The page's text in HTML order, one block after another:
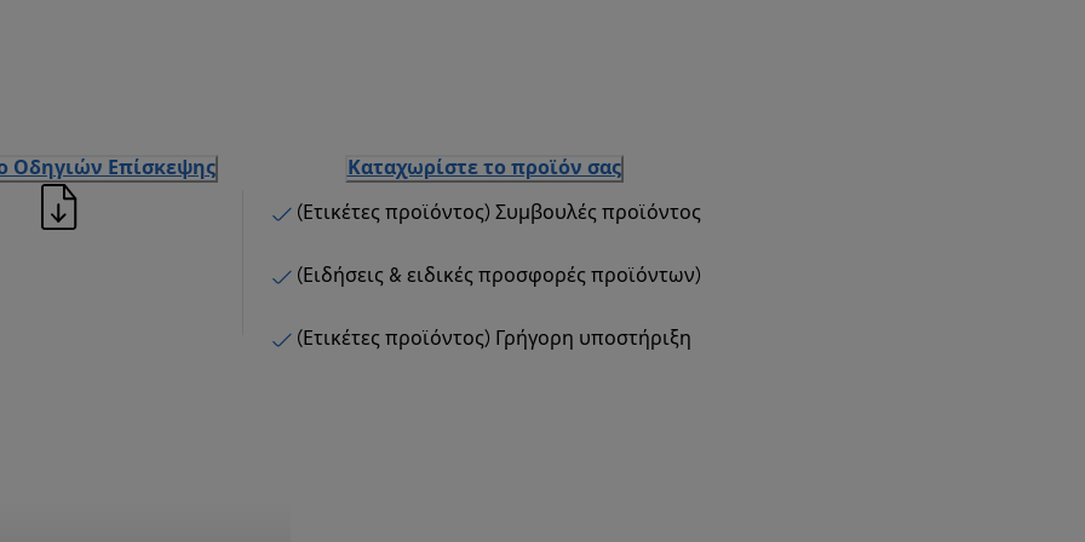
Οδηγιών Επίσκεψης Καταχωρίστε το προϊόν σας
(Ετικέτες προϊόντος) Συμβουλές προϊόντος
(Ειδήσεις & ειδικές προσφορές προϊόντων)
(Ετικέτες προϊόντος) Γρήγορη υποστήριξη